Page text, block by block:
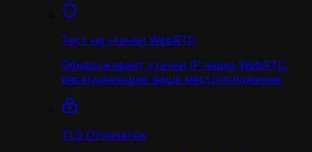
Тест на утечки WebRTC
Обнаруживает утечки IP через WebRTC,
раскрывающие ваше местоположение
TLS Отпечаток